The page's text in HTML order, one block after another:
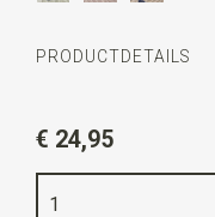
PRODUCTDETAILS
pastel mauve
Kwaliteit
€ 24,95